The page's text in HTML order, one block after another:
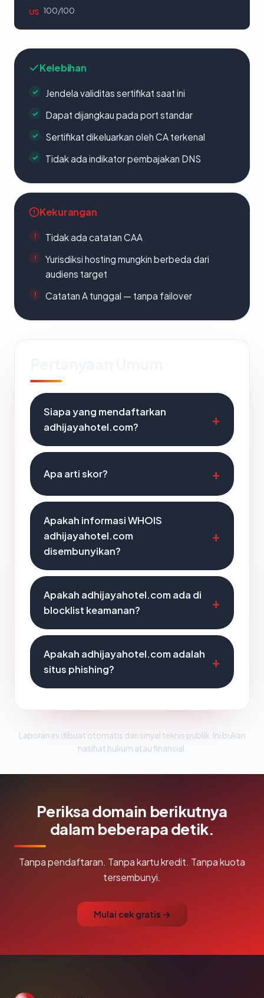
US 100/100
Kelebihan
Jendela validitas sertifikat saat ini
Dapat dijangkau pada port standar
Sertifikat dikeluarkan oleh CA terkenal
Tidak ada indikator pembajakan DNS
Kekurangan
Tidak ada catatan CAA
Yurisdiksi hosting mungkin berbeda dari
audiens target
Catatan A tunggal — tanpa failover
Siapa yang mendaftarkan
adhijayahotel.com?
Apa arti skor?
Apakah informasi WHOIS
adhijayahotel.com
disembunyikan?
Apakah adhijayahotel.com ada di
blocklist keamanan?
Apakah adhijayahotel.com adalah
situs phishing?
Laporan ini dibuat otomatis dari sinyal teknis publik. Ini bukan
nasihat hukum atau finansial.
Periksa domain berikutnya
dalam beberapa detik.
Tanpa pendaftaran. Tanpa kartu kredit. Tanpa kuota
tersembunyi.
Mulai cek gratis →